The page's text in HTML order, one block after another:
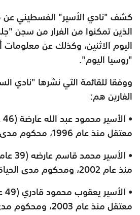
كشف "نادي الأسير" الفسطيني عن
الذين تمكنوا من الفرار من سجن
اليوم الاثنين، وكذلك عن
"روسيا اليوم".
ووفقا للقائمة التي نشرها "نادي
الفارين هم:
معتقل منذ عام 1996، محكوم مدى الحياة.
•
منذ عام 2002، ومحكوم مدى الحياة.
معتقل منذ عام 2003، ومحكوم مدى الحياة.